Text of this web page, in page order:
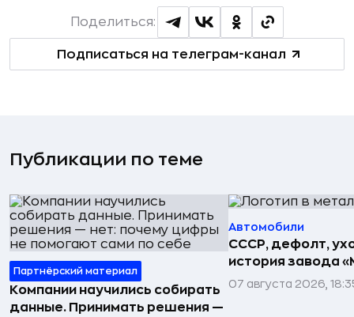
Подписаться на телеграм-канал
Поделиться:
Публикации по теме
Партнёрский материал
Компании научились собирать
данные. Принимать решения —
Автомобили
СССР, дефолт,
история завода
07 августа 2026,